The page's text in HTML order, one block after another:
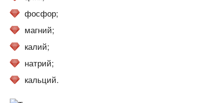
фосфор;
магний;
калий;
натрий;
кальций.